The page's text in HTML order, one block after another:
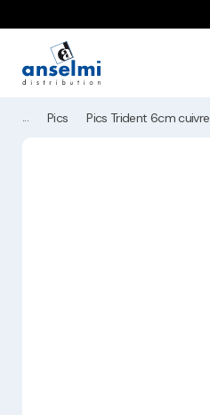
Pics Pics Trident 6cm cuivre